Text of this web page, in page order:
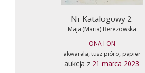
Nr Katalogowy 2.
Maja (Maria) Berezowska
ONA I ON
akwarela, tusz pióro, papier
aukcja z 21 marca 2023